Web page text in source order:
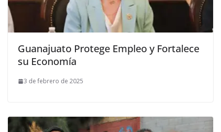
Guanajuato Protege Empleo y Fortalece
su Economía
3 de febrero de 2025